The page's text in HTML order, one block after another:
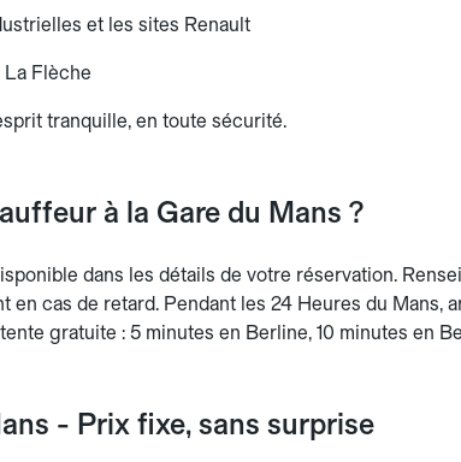
et les sites Renault
Flèche
tranquille, en toute sécurité.
à la Gare du Mans ?
dans les détails de votre réservation.
en cas de retard. Pendant les 24 Heures du Mans,
gratuite : 5 minutes en Berline, 10 minutes en
- Prix fixe, sans surprise